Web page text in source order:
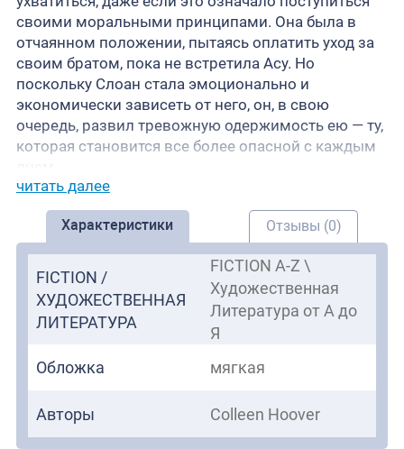
своими моральными принципами. Она была в
отчаянном положении, пытаясь оплатить уход за
своим братом, пока не встретила Асу. Но
поскольку Слоан стала эмоционально и
экономически зависеть от него, он, в свою
очередь, развил тревожную одержимость ею — ту,
которая становится все более опасной с каждым
Когда на горизонте появляется тайный агент DEA
Картер, Слоан с удивлением чувствует
немедленное влечение между ними, несмотря на
то, что знает, что если Аса узнает, он убьет его. А
Аса всегда был на шаг впереди всех в своей
жизни, включая Слоан. Никто никогда не вставал
у него на пути.
Никто, кроме Картера. Вместе Слоан и Картер
поздно...
читать далее
Характеристики Отзывы (0)
FICTION /
ХУДОЖЕСТВЕННАЯ
ЛИТЕРАТУРА
FICTION A-Z \
Художественная
Литература от А до
Я
Обложка
мягкая
Авторы Colleen Hoover